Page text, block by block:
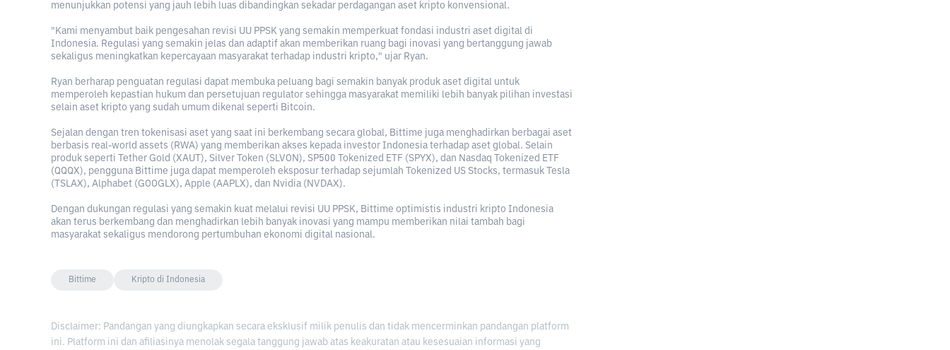
menunjukkan potensi yang jauh lebih luas dibandingkan sekadar perdagangan aset kripto konvensional.
"Kami menyambut baik pengesahan revisi UU PPSK yang semakin memperkuat fondasi industri aset digital di
Indonesia. Regulasi yang semakin jelas dan adaptif akan memberikan ruang bagi inovasi yang bertanggung jawab
sekaligus meningkatkan kepercayaan masyarakat terhadap industri kripto," ujar Ryan.
Ryan berharap penguatan regulasi dapat membuka peluang bagi semakin banyak produk aset digital untuk
memperoleh kepastian hukum dan persetujuan regulator sehingga masyarakat memiliki lebih banyak pilihan investasi
selain aset kripto yang sudah umum dikenal seperti Bitcoin.
Sejalan dengan tren tokenisasi aset yang saat ini berkembang secara global, Bittime juga menghadirkan berbagai aset
berbasis real-world assets (RWA) yang memberikan akses kepada investor Indonesia terhadap aset global. Selain
produk seperti Tether Gold (XAUT), Silver Token (SLVON), SP500 Tokenized ETF (SPYX), dan Nasdaq Tokenized ETF
(QQQX), pengguna Bittime juga dapat memperoleh eksposur terhadap sejumlah Tokenized US Stocks, termasuk Tesla
(TSLAX), Alphabet (GOOGLX), Apple (AAPLX), dan Nvidia (NVDAX).
Dengan dukungan regulasi yang semakin kuat melalui revisi UU PPSK, Bittime optimistis industri kripto Indonesia
akan terus berkembang dan menghadirkan lebih banyak inovasi yang mampu memberikan nilai tambah bagi
masyarakat sekaligus mendorong pertumbuhan ekonomi digital nasional.
Bittime Kripto di Indonesia
Disclaimer: Pandangan yang diungkapkan secara eksklusif milik penulis dan tidak mencerminkan pandangan platform
ini. Platform ini dan afiliasinya menolak segala tanggung jawab atas keakuratan atau kesesuaian informasi yang